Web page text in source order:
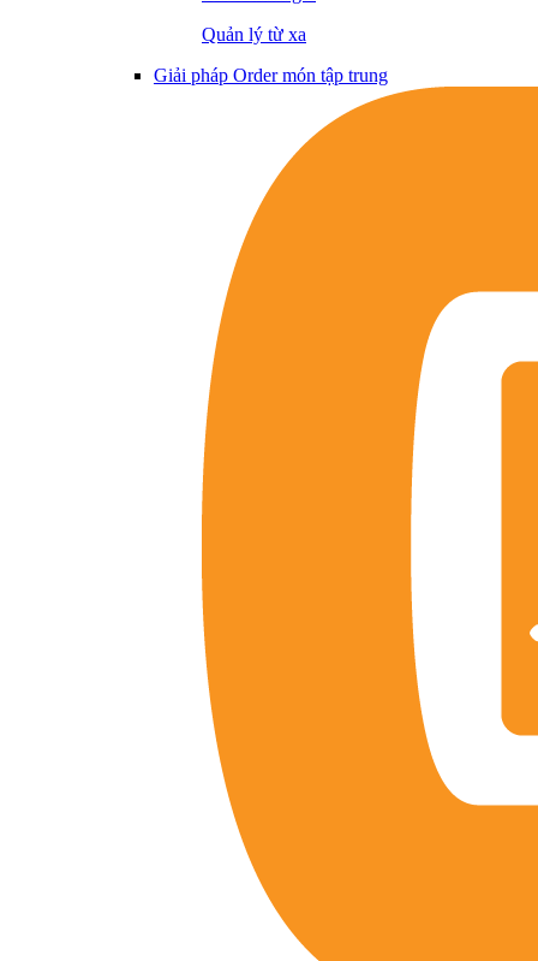
Quản lý từ xa
Giải pháp Order món tập trung